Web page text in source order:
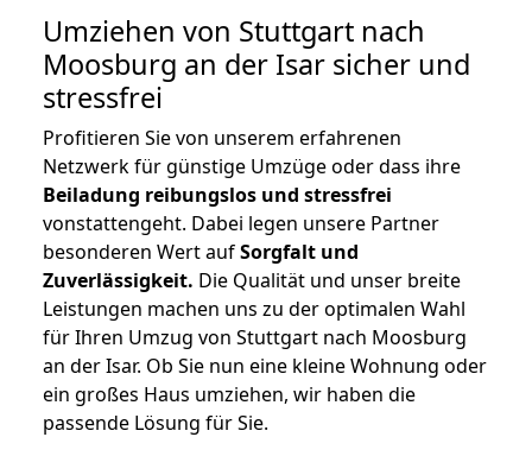
Umziehen von Stuttgart nach
Moosburg an der Isar sicher und
stressfrei
Profitieren Sie von unserem erfahrenen
Netzwerk für günstige Umzüge oder dass ihre
Beiladung reibungslos und stressfrei
vonstattengeht. Dabei legen unsere Partner
besonderen Wert aufSorgfalt und
Zuverlässigkeit. Die Qualität und unser breite
Leistungen machen uns zu der optimalen Wahl
für Ihren Umzug von Stuttgart nach Moosburg
an der Isar. Ob Sie nun eine kleine Wohnung oder
ein großes Haus umziehen, wir haben die
passende Lösung für Sie.